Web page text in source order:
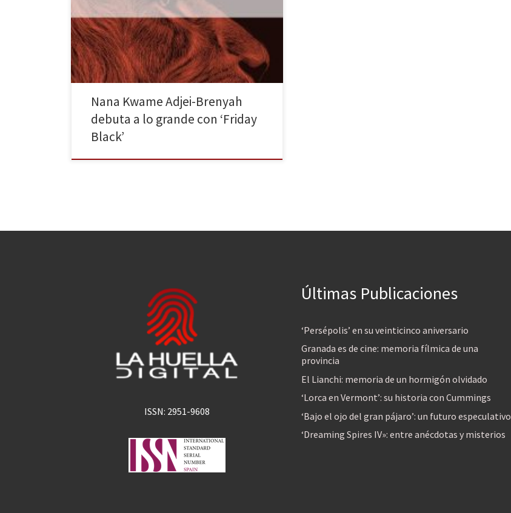
ahora». ¿Habéis salido alguna vez a la calle y os habéis
preguntado qué actitud adoptar para que vuestra
«blancura» no resulte amenazante? ¿No? Sí, habitar el
espacio público como persona blanca puede resultar
bastante […]
Nana Kwame Adjei-Brenyah
debuta a lo grande con ‘Friday
Black’
ISSN: 2951-9608
Últimas Publicaciones
‘Persépolis’ en su veinticinco aniversario
Granada es de cine: memoria fílmica de una
provincia
El Lianchi: memoria de un hormigón olvidado
‘Lorca en Vermont’: su historia con Cummings
‘Bajo el ojo del gran pájaro’: un futuro especulativo
‘Dreaming Spires IV»: entre anécdotas y misterios